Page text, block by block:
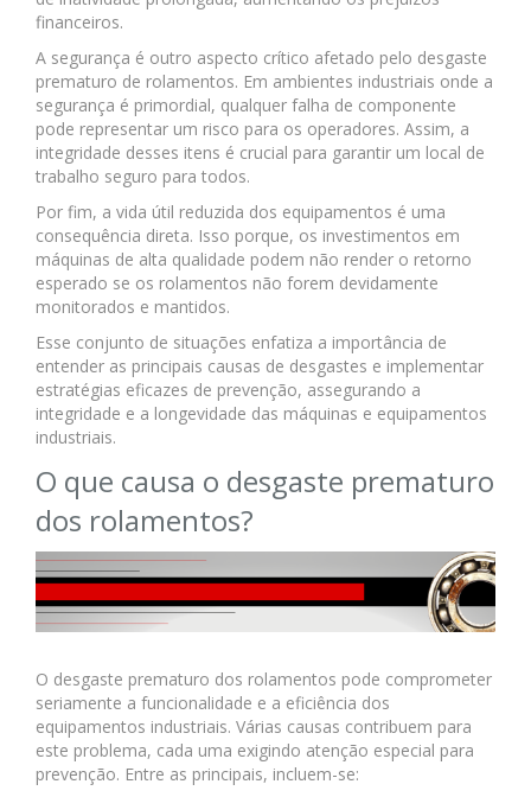
financeiros.
A segurança é outro aspecto crítico afetado pelo desgaste
prematuro de rolamentos. Em ambientes industriais onde a
segurança é primordial, qualquer falha de componente
pode representar um risco para os operadores. Assim, a
integridade desses itens é crucial para garantir um local de
trabalho seguro para todos.
Por fim, a vida útil reduzida dos equipamentos é uma
consequência direta. Isso porque, os investimentos em
máquinas de alta qualidade podem não render o retorno
esperado se os rolamentos não forem devidamente
monitorados e mantidos.
Esse conjunto de situações enfatiza a importância de
entender as principais causas de desgastes e implementar
estratégias eficazes de prevenção, assegurando a
integridade e a longevidade das máquinas e equipamentos
industriais.
O que causa o desgaste prematuro
dos rolamentos?
O desgaste prematuro dos rolamentos pode comprometer
seriamente a funcionalidade e a eficiência dos
equipamentos industriais. Várias causas contribuem para
este problema, cada uma exigindo atenção especial para
prevenção. Entre as principais, incluem-se: